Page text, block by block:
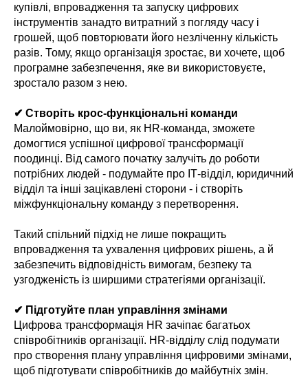
купівлі, впровадження та запуску цифрових
інструментів занадто витратний з погляду часу і
грошей, щоб повторювати його незліченну кількість
разів. Тому, якщо організація зростає, ви хочете, щоб
програмне забезпечення, яке ви використовуєте,
зростало разом з нею.
✔ Створіть крос-функціональні команди
Малоймовірно, що ви, як HR-команда, зможете
домогтися успішної цифрової трансформації
поодинці. Від самого початку залучіть до роботи
потрібних людей - подумайте про ІТ-відділ, юридичний
відділ та інші зацікавлені сторони - і створіть
міжфункціональну команду з перетворення.
Такий спільний підхід не лише покращить
впровадження та ухвалення цифрових рішень, а й
забезпечить відповідність вимогам, безпеку та
узгодженість із ширшими стратегіями організації.
✔ Підготуйте план управління змінами
Цифрова трансформація HR зачіпає багатьох
співробітників організації. HR-відділу слід подумати
про створення плану управління цифровими змінами,
щоб підготувати співробітників до майбутніх змін.